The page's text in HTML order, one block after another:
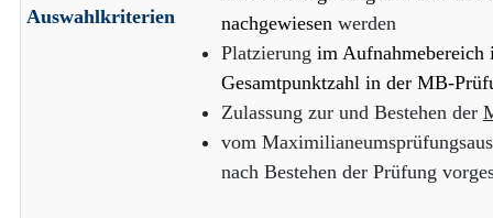
Auswahlkriterien
nachgewiesen werden
Platzierung im Aufnahmebereich
Gesamtpunktzahl in der MB-
Zulassung zur und Bestehen der
vom
nach Bestehen der Prüfung